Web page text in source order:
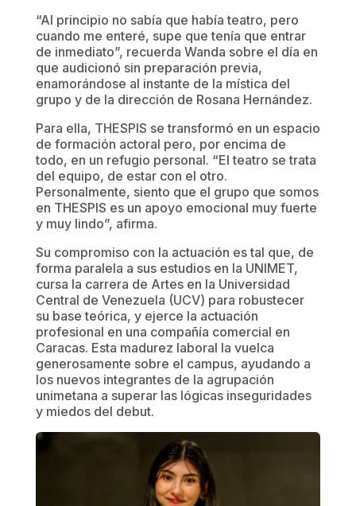
“Al principio no sabía que había teatro, pero
cuando me enteré, supe que tenía que entrar
de inmediato”, recuerda Wanda sobre el día en
que audicionó sin preparación previa,
enamorándose al instante de la mística del
grupo y de la dirección de Rosana Hernández.
Para ella, THESPIS se transformó en un espacio
de formación actoral pero, por encima de
todo, en un refugio personal. “El teatro se trata
del equipo, de estar con el otro.
Personalmente, siento que el grupo que somos
en THESPIS es un apoyo emocional muy fuerte
y muy lindo”, afirma.
Su compromiso con la actuación es tal que, de
forma paralela a sus estudios en la UNIMET,
cursa la carrera de Artes en la Universidad
Central de Venezuela (UCV) para robustecer
su base teórica, y ejerce la actuación
profesional en una compañía comercial en
Caracas. Esta madurez laboral la vuelca
generosamente sobre el campus, ayudando a
los nuevos integrantes de la agrupación
unimetana a superar las lógicas inseguridades
y miedos del debut.